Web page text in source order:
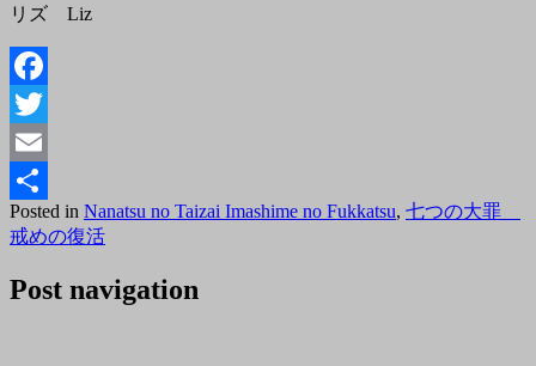
リズ Liz
Facebook
Twitter
Email
共
Posted
on
年
3
Posted in Nanatsu no Taizai Imashime no Fukkatsu, 七つの大罪
戒めの復活
Post navigation